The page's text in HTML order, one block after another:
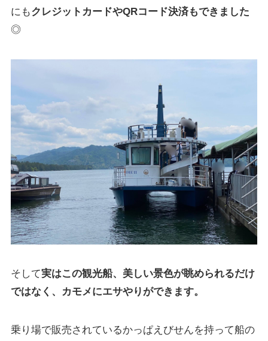
にもクレジットカードやQRコード決済もできました
◎
そして実はこの観光船、美しい景色が眺められるだけ
ではなく、カモメにエサやりができます。
乗り場で販売されているかっぱえびせんを持って船の